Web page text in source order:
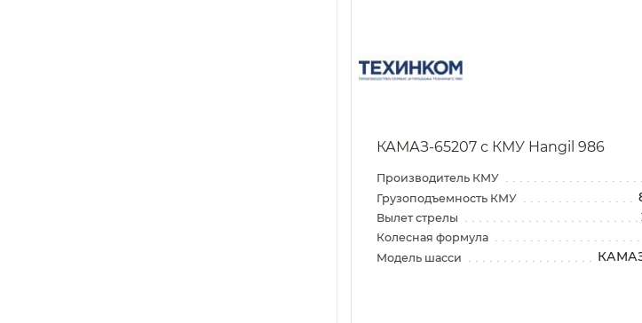
КАМАЗ-65207 с КМУ Hangil 986
Производитель КМУ
Грузоподъемность КМУ
Вылет стрелы
Колесная формула
Модель шасси